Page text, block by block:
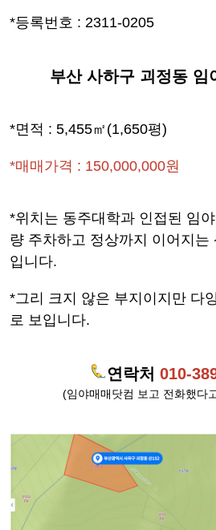
*등록번호 : 2311-0205
부산 사하구 괴정동 임
*면적 : 5,455㎡(1,650평)
*매매가격 : 150,000,000원
*위치는 동주대학과 인접된 임
량 주차하고 정상까지 이어지는
입니다.
*그리 크지 않은 부지이지만 다
로 보입니다.
연락처 010-
(임야매매닷컴 보고 전화했다